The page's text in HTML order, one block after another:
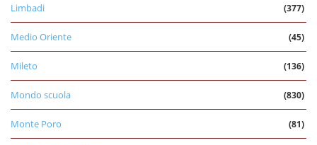
Limbadi (377)
Medio Oriente (45)
Mileto (136)
Mondo scuola (830)
Monte Poro (81)